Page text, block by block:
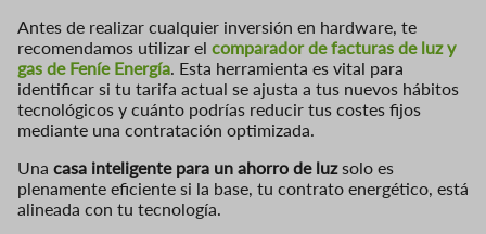
Antes de realizar cualquier inversión en hardware, te
recomendamos utilizar el comparador de facturas de luz y
gas de Feníe Energía . Esta herramienta es vital para
identificar si tu tarifa actual se ajusta a tus nuevos hábitos
tecnológicos y cuánto podrías reducir tus costes fijos
mediante una contratación optimizada.
Una casa inteligente para un ahorro de luzsolo es
plenamente eficiente si la base, tu contrato energético, está
alineada con tu tecnología.